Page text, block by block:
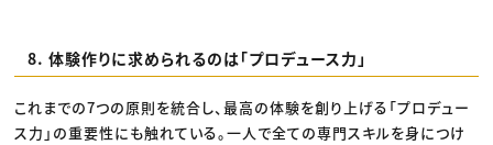
8. 体験作りに求められるのは「プロデュース力」
これまでの7つの原則を統合し、最高の体験を創り上げる「プロデュー
ス力」の重要性にも触れている。一人で全ての専門スキルを身につけ